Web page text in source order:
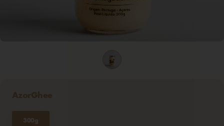
AzorGhee
300g